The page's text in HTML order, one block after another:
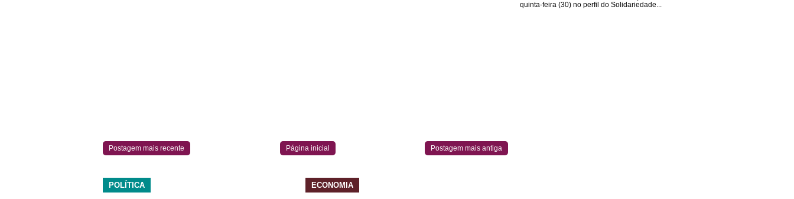
Postagem mais recente Postagem mais antiga
Página inicial
POLÍTICA ECONOMIA
quinta-feira (30) no perfil do Solidariedade...